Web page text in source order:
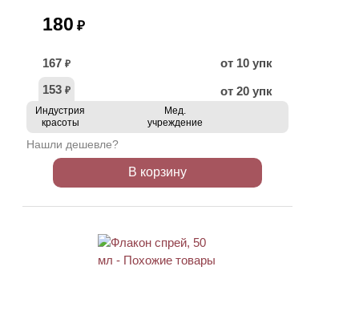
180 ₽
167 ₽
от 10 упк
153 ₽ от 20 упк
Индустрия
красоты
Мед.
учреждение
Нашли дешевле?
В корзину